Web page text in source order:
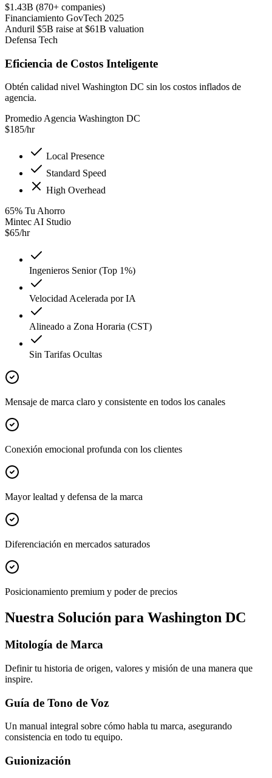
$1.43B (870+ companies)
Financiamiento GovTech 2025
Anduril $5B raise at $61B valuation
Defensa Tech
Eficiencia de Costos Inteligente
Obtén calidad nivel Washington DC sin los costos inflados de
agencia.
Promedio Agencia Washington DC
$185/hr
Local Presence
Standard Speed
High Overhead
65% Tu Ahorro
Mintec AI Studio
$65/hr
Ingenieros Senior (Top 1%)
Velocidad Acelerada por IA
Alineado a Zona Horaria (CST)
Sin Tarifas Ocultas
Mensaje de marca claro y consistente en todos los canales
Conexión emocional profunda con los clientes
Mayor lealtad y defensa de la marca
Diferenciación en mercados saturados
Posicionamiento premium y poder de precios
Nuestra Solución para Washington DC
Mitología de Marca
Definir tu historia de origen, valores y misión de una manera que
inspire.
Guía de Tono de Voz
Un manual integral sobre cómo habla tu marca, asegurando
consistencia en todo tu equipo.
Guionización